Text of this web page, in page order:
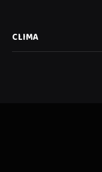
CLIMA